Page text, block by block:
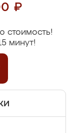
₽
стоимость!
минут!